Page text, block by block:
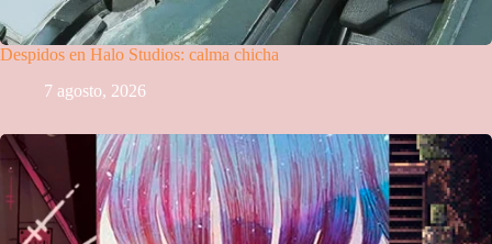
Despidos en Halo Studios: calma chicha
7 agosto, 2026